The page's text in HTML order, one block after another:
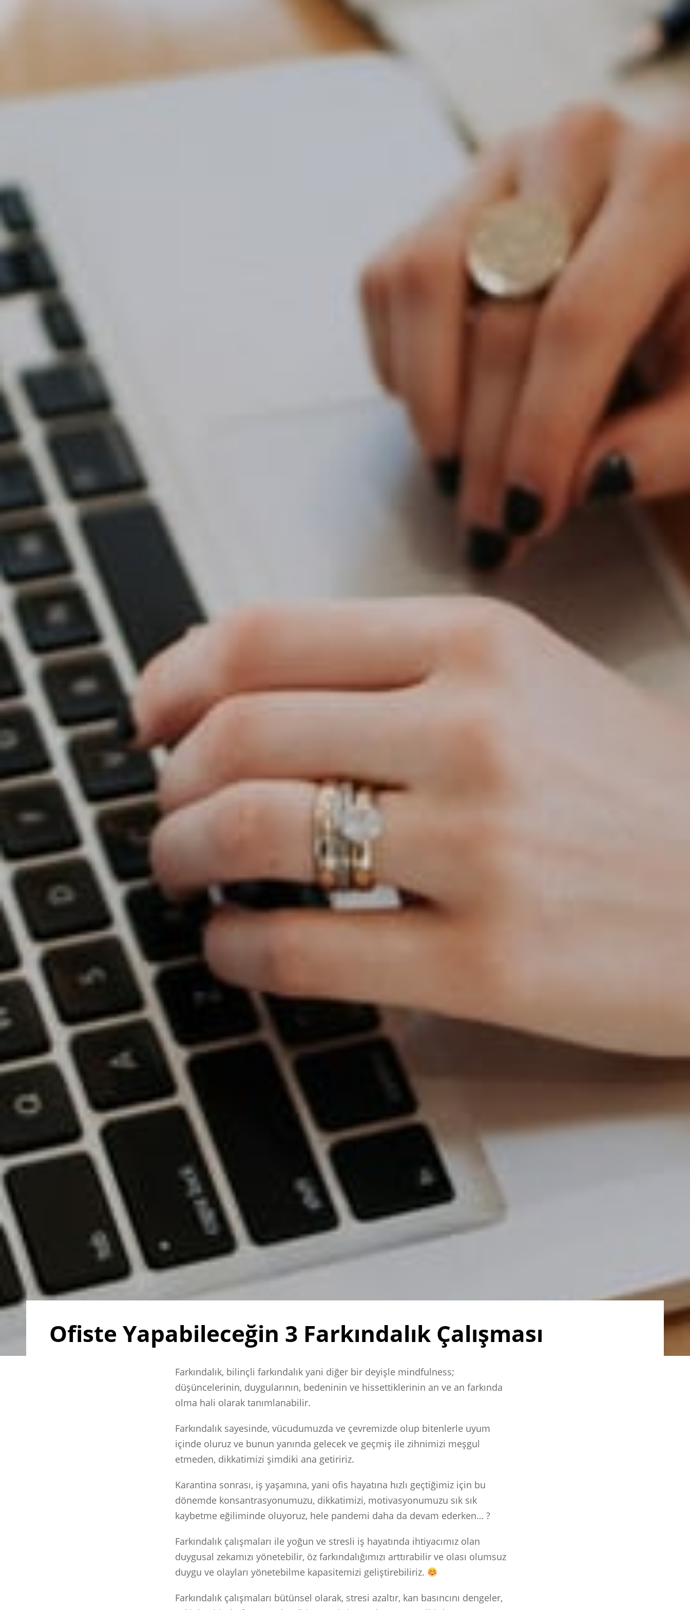
Ofiste Yapabileceğin 3 Farkındalık Çalışması
Farkındalık, bilinçli farkındalık yani diğer bir deyişle mindfulness;
düşüncelerinin, duygularının, bedeninin ve hissettiklerinin an ve an farkında
olma hali olarak tanımlanabilir.
Farkındalık sayesinde, vücudumuzda ve çevremizde olup bitenlerle uyum
içinde oluruz ve bunun yanında gelecek ve geçmiş ile zihnimizi meşgul
etmeden, dikkatimizi şimdiki ana getiririz.
Karantina sonrası, iş yaşamına, yani ofis hayatına hızlı geçtiğimiz için bu
dönemde konsantrasyonumuzu, dikkatimizi, motivasyonumuzu sık sık
kaybetme eğiliminde oluyoruz, hele pandemi daha da devam ederken… ?
Farkındalık çalışmaları ile yoğun ve stresli iş hayatında ihtiyacımız olan
duygusal zekamızı yönetebilir, öz farkındalığımızı arttırabilir ve olası olumsuz
duygu ve olayları yönetebilme kapasitemizi geliştirebiliriz.
Farkındalık çalışmaları bütünsel olarak, stresi azaltır, kan basıncını dengeler,